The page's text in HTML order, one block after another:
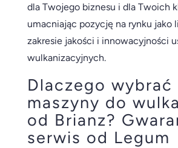
dla Twojego biznesu i dla Twoich
umacniając pozycję na rynku jako
zakresie jakości i innowacyjności
wulkanizacyjnych.
Dlaczego wybrać
maszyny do
od Brianz?
serwis od Legum